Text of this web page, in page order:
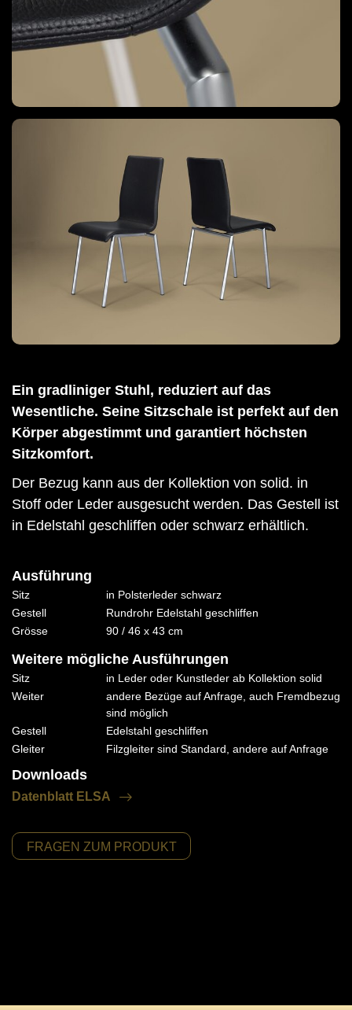
Ein gradliniger Stuhl, reduziert auf das
Wesentliche. Seine Sitzschale ist perfekt auf den
Körper abgestimmt und garantiert höchsten
Sitzkomfort.
Der Bezug kann aus der Kollektion von solid. in
Stoff oder Leder ausgesucht werden. Das Gestell ist
in Edelstahl geschliffen oder schwarz erhältlich.
Ausführung
Sitz
in Polsterleder schwarz
Gestell
Rundrohr Edelstahl geschliffen
Grösse
90 / 46 x 43 cm
Weitere mögliche Ausführungen
Sitz
in Leder oder Kunstleder ab Kollektion solid
Weiter
andere Bezüge auf Anfrage, auch Fremdbezug
sind möglich
Gestell
Edelstahl geschliffen
Gleiter
Filzgleiter sind Standard, andere auf Anfrage
Downloads
Datenblatt ELSA
FRAGEN ZUM PRODUKT